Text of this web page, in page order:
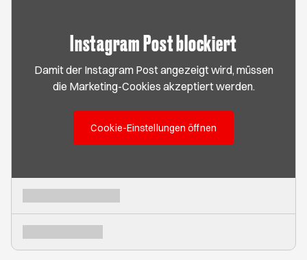
Instagram Post blockiert
Damit der Instagram Post angezeigt wird, müssen
die Marketing-Cookies akzeptiert werden.
Cookie-Einstellungen öffnen